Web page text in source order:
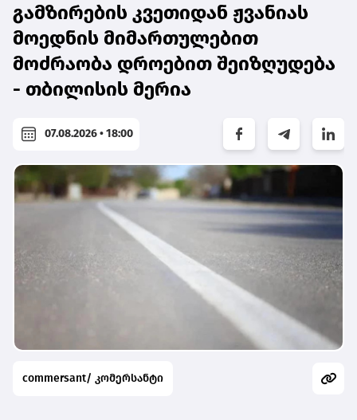
გამზირების კვეთიდან ჟვანიას
მოედნის მიმართულებით
მოძრაობა დროებით შეიზღუდება
- თბილისის მერია
07.08.2026 • 18:00
commersant/ კომერსანტი